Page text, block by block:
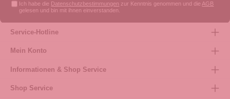
Ich habe die Datenschutzbestimmungen zur Kenntnis genommen und die AGB
gelesen und bin mit ihnen einverstanden.
Service-Hotline
Mein Konto
Informationen & Shop Service
Shop Service